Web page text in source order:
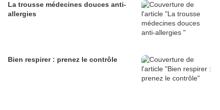
La trousse médecines douces anti-
allergies
Bien respirer : prenez le contrôle